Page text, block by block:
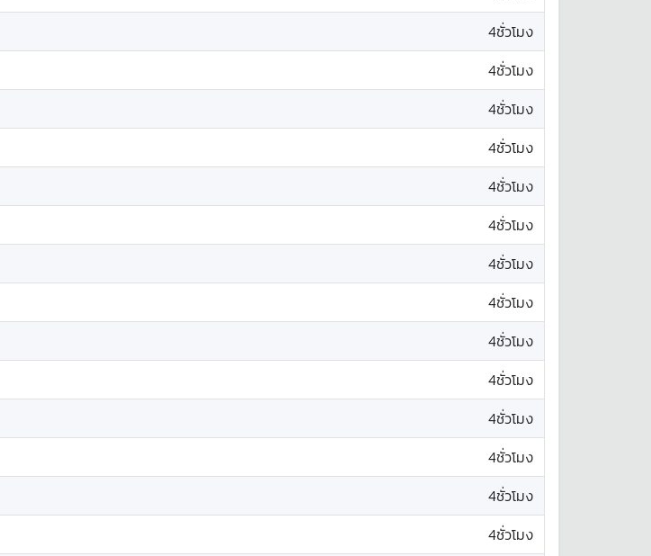
4ชั่วโมง
4ชั่วโมง
4ชั่วโมง
4ชั่วโมง
4ชั่วโมง
4ชั่วโมง
4ชั่วโมง
4ชั่วโมง
4ชั่วโมง
4ชั่วโมง
4ชั่วโมง
4ชั่วโมง
4ชั่วโมง
4ชั่วโมง